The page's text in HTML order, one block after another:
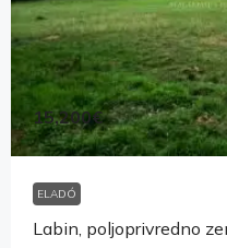
15,200€
ELADÓ
Labin, poljoprivredno